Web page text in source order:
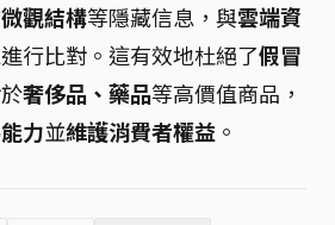
觀結構等隱藏信息，與雲端資
行比對。這有效地杜絕了假冒
奢侈品、藥品等高價值商品，
力並維護消費者權益 。